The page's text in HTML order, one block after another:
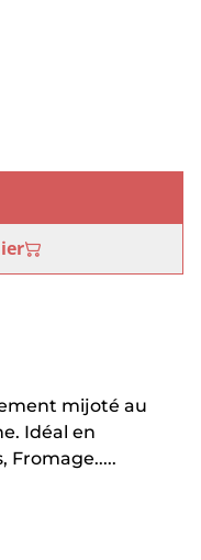
mijoté au
Idéal en
Fromage.....